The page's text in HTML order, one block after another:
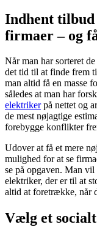
Indhent tilbud
firmaer – og
Når man har sorteret
det tid til at finde frem
man altid få en masse
således at man har
elektrikerpå nettet og
de mest nøjagtige
forebygge konflikter
Udover at få et mere
mulighed for at se
se på opgaven. Man
elektriker, der er til at
altid at foretrække, når
Vælg et